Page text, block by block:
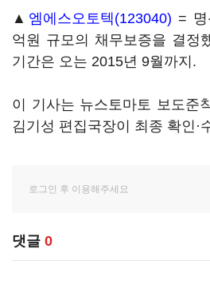
▲ 엠에스오토텍(123040) = 명
억원 규모의 채무보증을 결정
기간은 오는 2015년 9월까지.
이 기사는 뉴스토마토 보도준
김기성 편집국장이 최종 확인·
댓글 0